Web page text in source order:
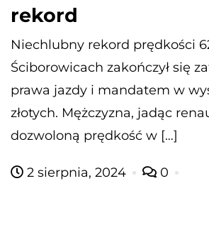
rekord
Niechlubny rekord prędkości
Ściborowicach zakończył się
prawa jazdy i mandatem w
złotych. Mężczyzna, jadąc
dozwoloną prędkość w […]
2 sierpnia, 2024 0